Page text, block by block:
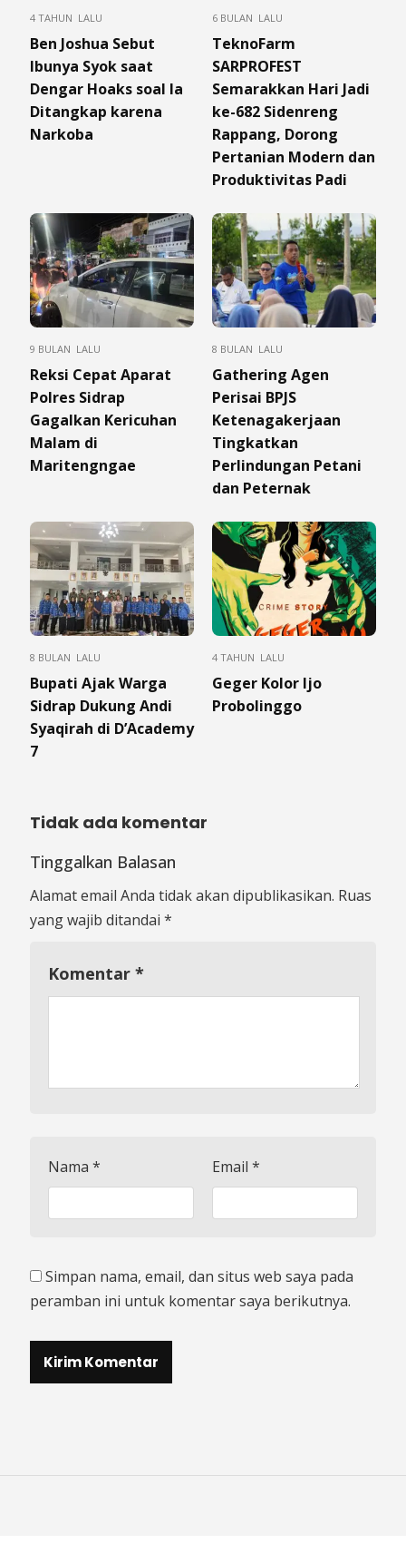
4 TAHUN LALU
Ben Joshua Sebut
Ibunya Syok saat
Dengar Hoaks soal Ia
Ditangkap karena
Narkoba
6 BULAN LALU
TeknoFarm
SARPROFEST
Semarakkan Hari Jadi
ke-682 Sidenreng
Rappang, Dorong
Pertanian Modern dan
Produktivitas Padi
9 BULAN LALU
Reksi Cepat Aparat
Polres Sidrap
Gagalkan Kericuhan
Malam di
Maritengngae
8 BULAN LALU
Gathering Agen
Perisai BPJS
Ketenagakerjaan
Tingkatkan
Perlindungan Petani
dan Peternak
8 BULAN LALU
Bupati Ajak Warga
Sidrap Dukung Andi
Syaqirah di D’Academy
7
4 TAHUN LALU
Geger Kolor Ijo
Probolinggo
Tidak ada komentar
Tinggalkan Balasan
Alamat email Anda tidak akan dipublikasikan. Ruas
yang wajib ditandai *
Komentar *
Nama * Email *
Simpan nama, email, dan situs web saya pada
peramban ini untuk komentar saya berikutnya.